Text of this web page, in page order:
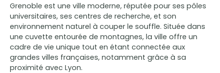
Grenoble est une ville moderne, réputée pour ses pôles
universitaires, ses centres de recherche, et son
environnement naturel à couper le souffle. Située dans
une cuvette entourée de montagnes, la ville offre un
cadre de vie unique tout en étant connectée aux
grandes villes françaises, notamment grâce à sa
proximité avec Lyon.